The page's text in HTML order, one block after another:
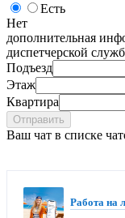
Есть
Нет
дополнительная
диспетчерской
Подъезд
Этаж
Квартира
Отправить
Ваш чат в списке
Работа на